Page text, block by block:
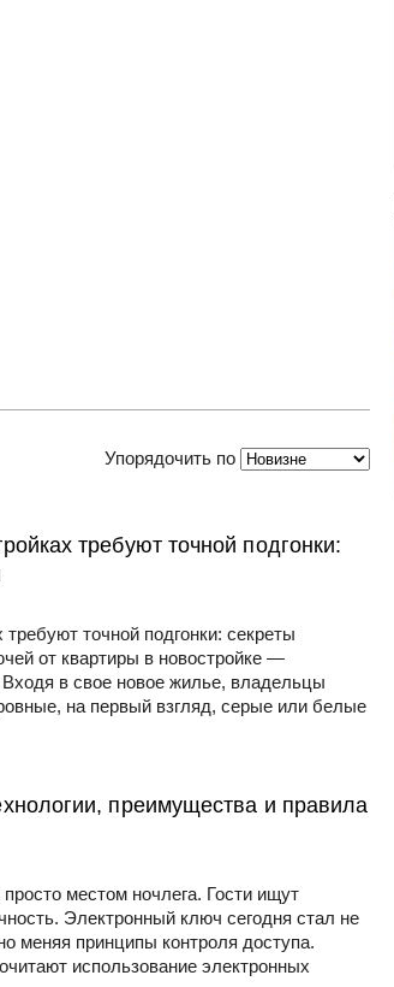
Упорядочить по
требуют точной подгонки:
точной подгонки: секреты
от квартиры в новостройке —
в свое новое жилье, владельцы
на первый взгляд, серые или белые
преимущества и правила
местом ночлега. Гости ищут
Электронный ключ сегодня стал не
меняя принципы контроля доступа.
использование электронных